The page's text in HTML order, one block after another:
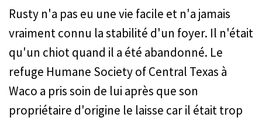
Rusty n'a pas eu une vie facile et n'a jamais
vraiment connu la stabilité d'un foyer. Il n'était
qu'un chiot quand il a été abandonné. Le
refuge Humane Society of Central Texas à
Waco a pris soin de lui après que son
propriétaire d'origine le laisse car il était trop